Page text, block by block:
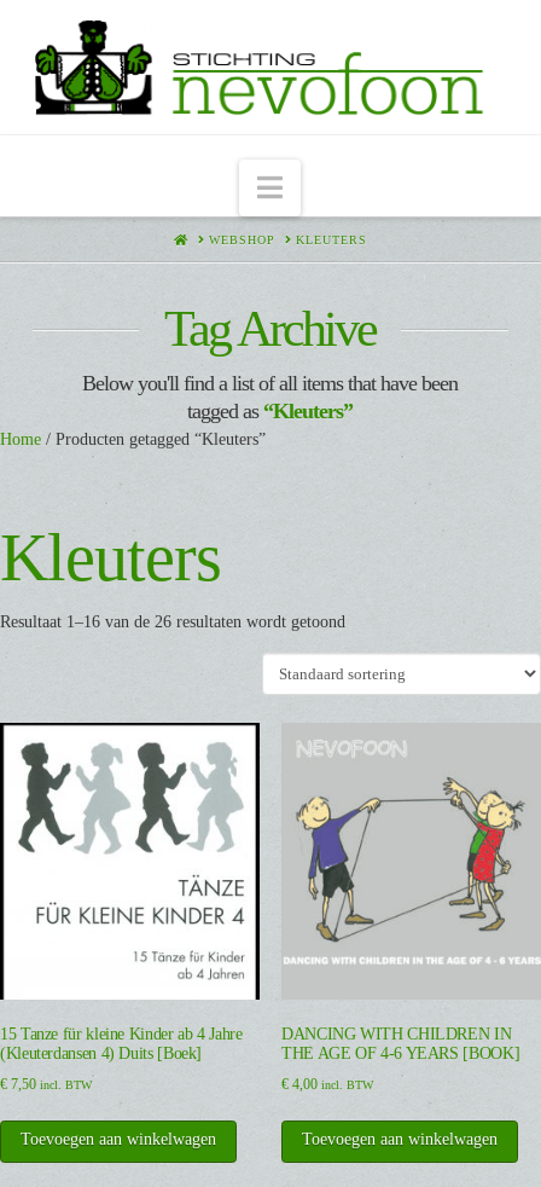
Navigation
HOMEWEBSHOP KLEUTERS
Tag Archive
Below you'll find a list of all items that have been
tagged as“Kleuters”
Home / Producten getagged “Kleuters”
Kleuters
Resultaat 1–16 van de 26 resultaten wordt getoond
15 Tanze für kleine Kinder ab 4 Jahre
(Kleuterdansen 4) Duits [Boek]
€ 7,50 incl. BTW
Toevoegen aan winkelwagen
DANCING WITH CHILDREN IN
THE AGE OF 4-6 YEARS [BOOK]
€4,00 incl. BTW
Toevoegen aan winkelwagen